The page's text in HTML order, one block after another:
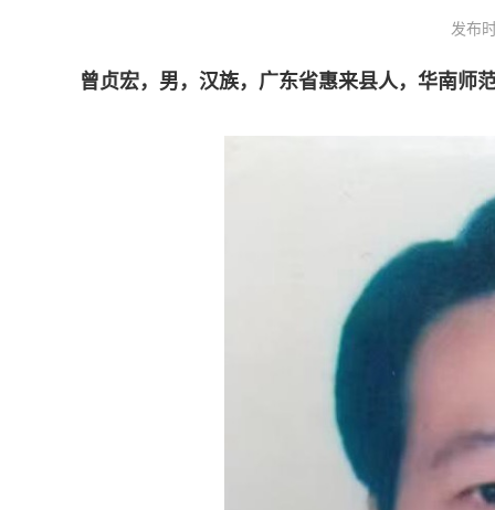
发布
曾贞宏，男，汉族，广东省惠来县人，华南师